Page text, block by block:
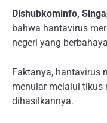
Dishubkominfo,
bahwa hantavirus
negeri yang
Faktanya, hantavirus
menular melalui tikus
dihasilkannya.